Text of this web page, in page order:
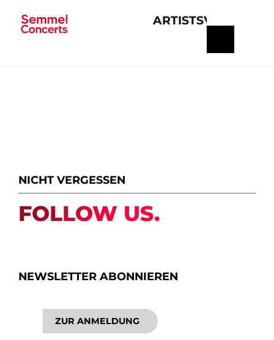
ARTISTS
NICHT VERGESSEN
FOLLOW US.
NEWSLETTER ABONNIEREN
ZUR ANMELDUNG